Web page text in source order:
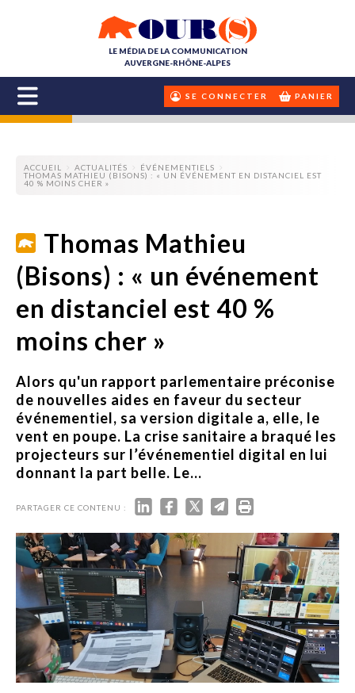
LE MÉDIA DE LA COMMUNICATION
AUVERGNE-RHÔNE-ALPES
SE CONNECTER PANIER
ACCUEIL ACTUALITÉS
ÉVÉNEMENTIELS
THOMAS MATHIEU (BISONS) : « UN ÉVÉNEMENT EN DISTANCIEL EST
40 % MOINS CHER »
Thomas Mathieu
(Bisons) : « un événement
en distanciel est 40 %
moins cher »
Alors qu'un rapport parlementaire préconise
de nouvelles aides en faveur du secteur
événementiel, sa version digitale a, elle, le
vent en poupe. La crise sanitaire a braqué les
projecteurs sur l’événementiel digital en lui
donnant la part belle. Le...
PARTAGER CE CONTENU :